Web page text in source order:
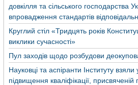
довкілля та сільського господарства
впровадження стандартів
Круглий стіл «Тридцять років
виклики сучасності»
Пул заходів щодо розбудови
Науковці та аспіранти Інституту
підвищення кваліфікації,